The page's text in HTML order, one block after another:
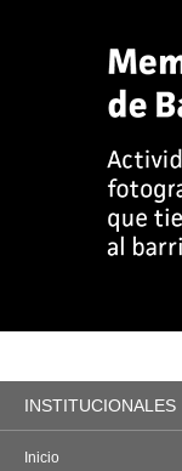
INSTITUCIONALES
Inicio